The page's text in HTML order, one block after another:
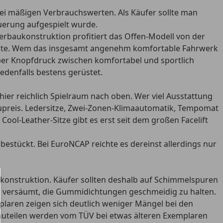
mäßigen Verbrauchswerten. Als Käufer sollte man
aufgespielt wurde.
profitiert das Offen-Modell von der
Wem das insgesamt angenehm komfortable Fahrwerk
Knopfdruck zwischen komfortabel und sportlich
bestens gerüstet.
reichlich Spielraum nach oben. Wer viel Ausstattung
Ledersitze, Zwei-Zonen-Klimaautomatik, Tempomat
Leather-Sitze gibt es erst seit dem großen Facelift
Bei EuroNCAP reichte es dereinst allerdings nur
Käufer sollten deshalb auf Schimmelspuren
die Gummidichtungen geschmeidig zu halten.
zeigen sich deutlich weniger Mängel bei den
werden vom TÜV bei etwas älteren Exemplaren